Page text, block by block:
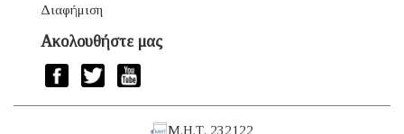
Διαφήμιση
Ακολουθήστε μας
Μ.Η.Τ. 232122